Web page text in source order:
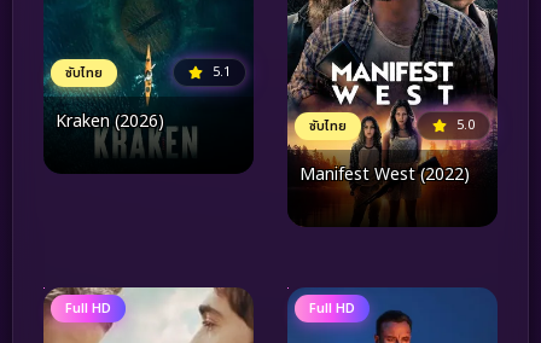
ซับไทย 5.1
Kraken (2026) ซับไทย 5.0
Manifest West (2022)
Full HD Full HD